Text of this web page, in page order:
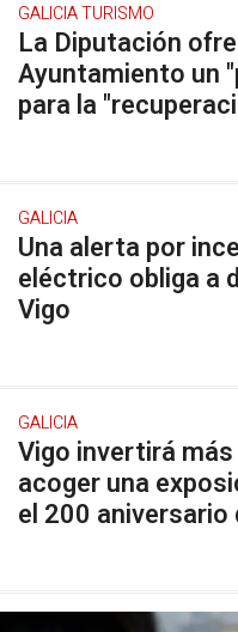
GALICIA TURISMO
La Diputación
Ayuntamiento un
para la
GALICIA
Una alerta por
eléctrico obliga a
Vigo
GALICIA
Vigo invertirá
acoger una
el 200